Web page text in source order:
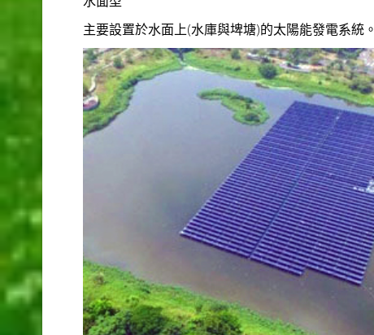
主要設置於水面上(水庫與埤塘)的太陽能發電系統。